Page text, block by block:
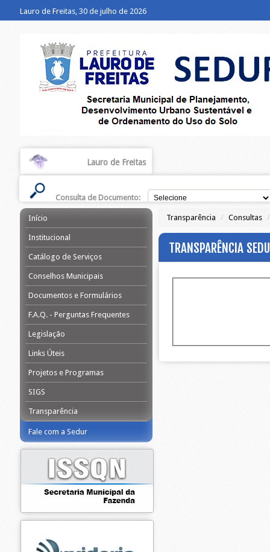
Lauro de Freitas, 30 de julho de 2026
Lauro de Freitas
Consulta de Documento:
Início
Institucional
Catálogo de Serviços
Conselhos Municipais
Documentos e Formulários
F.A.Q. - Perguntas Frequentes
Legislação
Links Úteis
Projetos e Programas
SIGS
Transparência
Fale com a Sedur
Transparência / Consultas /
TRANSPARÊNCIA